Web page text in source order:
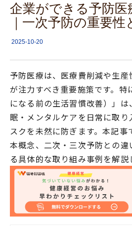
企業ができる予防医
｜一次予防の重要性
2025-10-20
予防医療は、医療費削減や生
が注力すべき重要施策です。特
になる前の生活習慣改善）」
眠・メンタルケアを日常に取り
スクを未然に防ぎます。本記事
本概念、二次・三次予防との違
る具体的な取り組み事例を解説